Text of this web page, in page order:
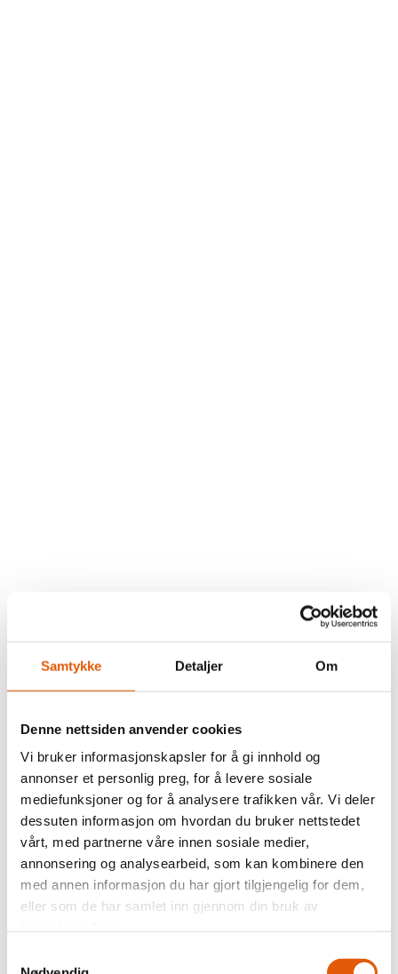
Samtykke Detaljer Om
Denne nettsiden anvender cookies
Vi bruker informasjonskapsler for å gi innhold og
annonser et personlig preg, for å levere sosiale
mediefunksjoner og for å analysere trafikken vår. Vi deler
dessuten informasjon om hvordan du bruker nettstedet
vårt, med partnerne våre innen sosiale medier,
annonsering og analysearbeid, som kan kombinere den
med annen informasjon du har gjort tilgjengelig for dem,
eller som de har samlet inn gjennom din bruk av